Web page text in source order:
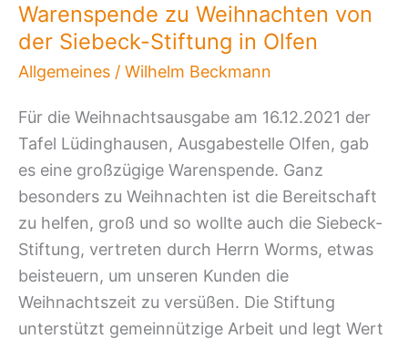
Warenspende zu Weihnachten von
der Siebeck-Stiftung in Olfen
Allgemeines / Wilhelm Beckmann
Für die Weihnachtsausgabe am 16.12.2021 der
Tafel Lüdinghausen, Ausgabestelle Olfen, gab
es eine großzügige Warenspende. Ganz
besonders zu Weihnachten ist die Bereitschaft
zu helfen, groß und so wollte auch die Siebeck-
Stiftung, vertreten durch Herrn Worms, etwas
beisteuern, um unseren Kunden die
Weihnachtszeit zu versüßen. Die Stiftung
unterstützt gemeinnützige Arbeit und legt Wert
Warenspende
zu
Weihnachten
der
Siebeck-
Stiftung
in
Olfen